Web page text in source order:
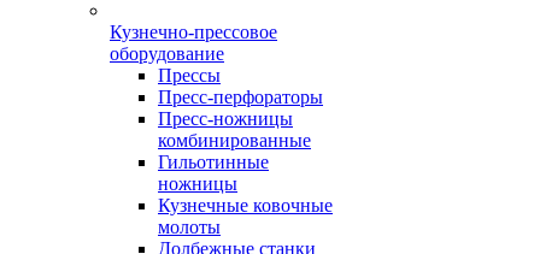
Кузнечно-прессовое
оборудование
Прессы
Пресс-перфораторы
Пресс-ножницы
комбинированные
Гильотинные
ножницы
Кузнечные ковочные
молоты
Долбежные станки